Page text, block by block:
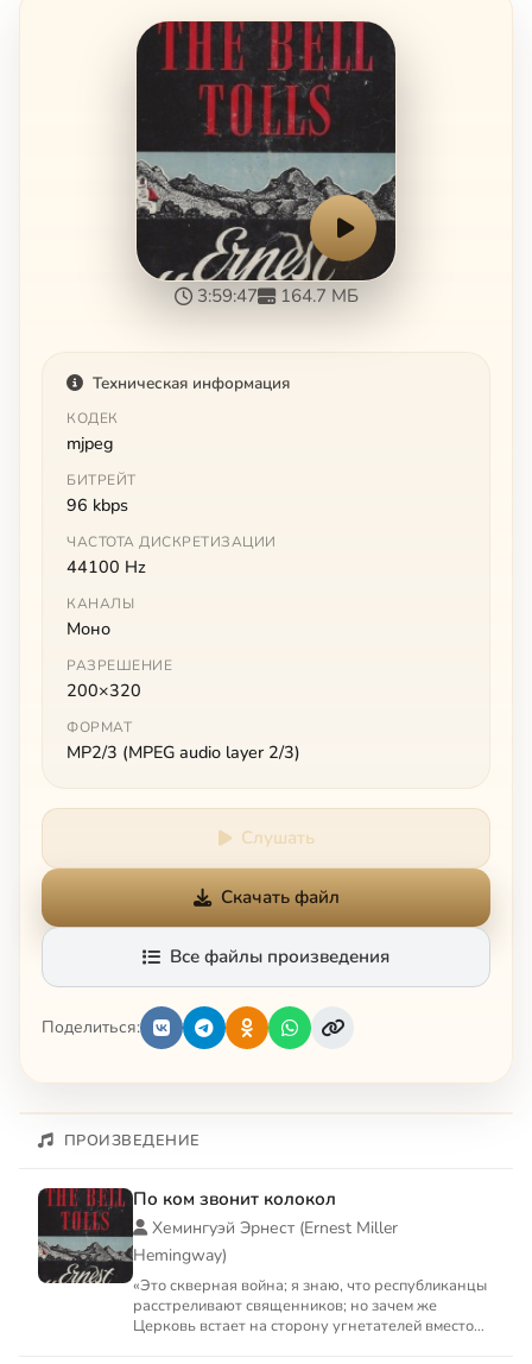
3:59:47 164.7 МБ
Техническая информация
КОДЕК
mjpeg
БИТРЕЙТ
96 kbps
ЧАСТОТА ДИСКРЕТИЗАЦИИ
44100 Hz
КАНАЛЫ
Моно
РАЗРЕШЕНИЕ
200×320
ФОРМАТ
MP2/3 (MPEG audio layer 2/3)
Слушать
Скачать файл
Все файлы произведения
Поделиться:
ПРОИЗВЕДЕНИЕ
По ком звонит колокол
Хемингуэй Эрнест (Ernest Miller
Hemingway)
«Это скверная война; я знаю, что республиканцы
расстреливают священников; но зачем же
Церковь встает на сторону угнетателей вместо